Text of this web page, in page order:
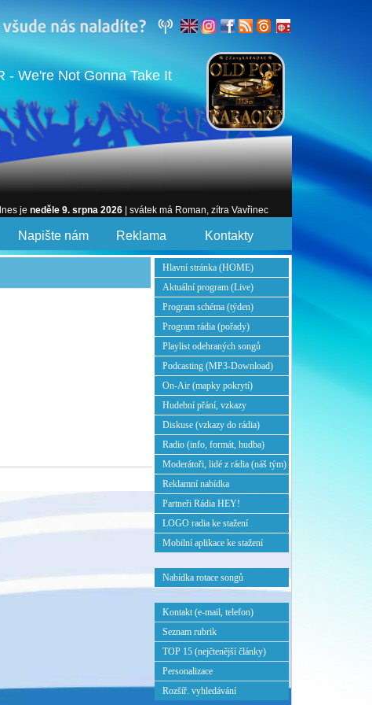
- We're Not Gonna Take It
je neděle 9. srpna 2026 | svátek má Roman, zítra Vavřinec
Napište nám Reklama Kontakty
Hlavní stránka (HOME)
Aktuální program (Live)
Program schéma (týden)
Program rádia (pořady)
Playlist odehraných songů
Podcasting (MP3-Download)
On-Air (mapky pokrytí)
Hudební přání, vzkazy
Diskuse (vzkazy do rádia)
Radio (info, formát, hudba)
Moderátoři, lidé z rádia (náš tým)
Reklamní nabídka
Partneři Rádia HEY!
LOGO radia ke stažení
Mobilní aplikace ke stažení
Nabídka rotace songů
Kontakt (e-mail, telefon)
Seznam rubrik
TOP 15 (nejčtenější články)
Personalizace
Rozšíř. vyhledávání